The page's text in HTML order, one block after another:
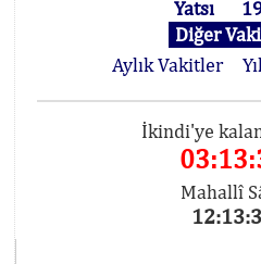
Yatsı
Diğer
Aylık Vakitler
İkindi'ye
Mahallî